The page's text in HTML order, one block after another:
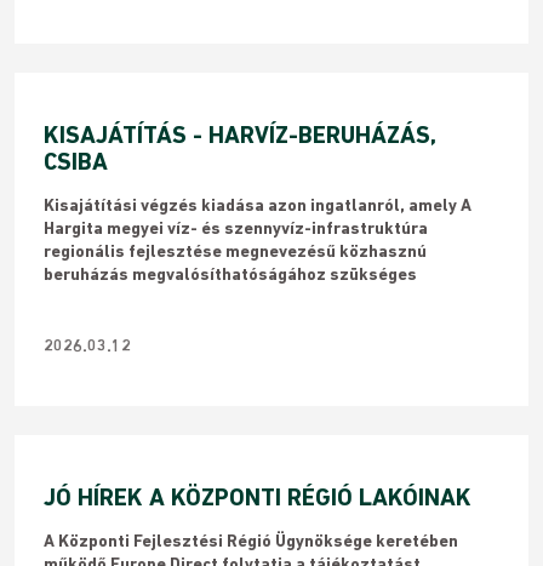
KISAJÁTÍTÁS - HARVÍZ-BERUHÁZÁS,
CSIBA
Kisajátítási végzés kiadása azon ingatlanról, amely A
Hargita megyei víz- és szennyvíz-infrastruktúra
regionális fejlesztése megnevezésű közhasznú
beruházás megvalósíthatóságához szükséges
2026.03.12
JÓ HÍREK A KÖZPONTI RÉGIÓ LAKÓINAK
A Központi Fejlesztési Régió Ügynöksége keretében